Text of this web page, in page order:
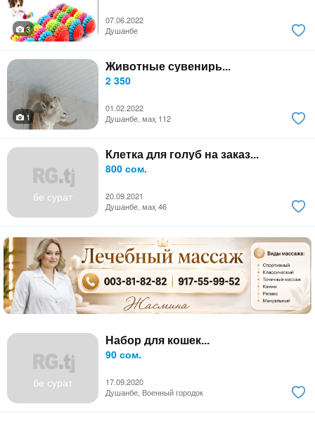
07.06.2022
3
Душанбе
Животные сувенирь...
2 350
01.02.2022
1
Душанбе, маҳ 112
бе сурат
Клетка для голуб на заказ...
800 сом.
20.09.2021
Душанбе, маҳ 46
бе сурат
Набор для кошек...
90 сом.
17.09.2020
Душанбе, Военный городок